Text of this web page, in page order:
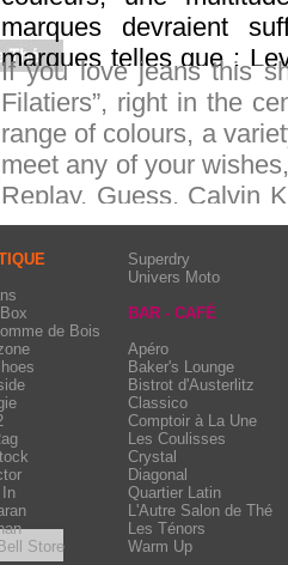
If you love jeans this
Filatiers”, right in the
range of colours, a
meet any of your
Replay, Guess, Calvin
trainers also are
Coq Sportif. You’ll find
again, a great
and if you get any
marques devraient
marques telles que :
Guess, Calvin Klein…
baskets aussi sont à
Sportif. Vous trouverez
Pull In où là encore, le
pas en sortir satisfait
seront des plus utiles.
Superdry
Univers Moto
BAR - CAFÉ
Apéro
Baker's Lounge
Bistrot d'Austerlitz
Classico
Comptoir à La Une
Les Coulisses
Crystal
Diagonal
Quartier Latin
L'Autre Salon de Thé
Les Ténors
Warm Up
de Bois
In
Store